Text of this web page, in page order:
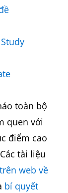
toàn bộ
quen với
điểm cao
tài liệu
web về
bí quyết